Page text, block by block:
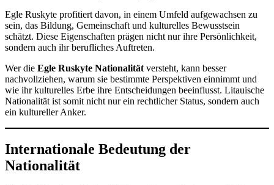
Egle Ruskyte profitiert davon, in einem Umfeld aufgewachsen zu
sein, das Bildung, Gemeinschaft und kulturelles Bewusstsein
schätzt. Diese Eigenschaften prägen nicht nur ihre Persönlichkeit,
sondern auch ihr berufliches Auftreten.
Wer die Egle Ruskyte Nationalitätversteht, kann besser
nachvollziehen, warum sie bestimmte Perspektiven einnimmt und
wie ihr kulturelles Erbe ihre Entscheidungen beeinflusst. Litauische
Nationalität ist somit nicht nur ein rechtlicher Status, sondern auch
ein kultureller Anker.
Internationale Bedeutung der
Nationalität